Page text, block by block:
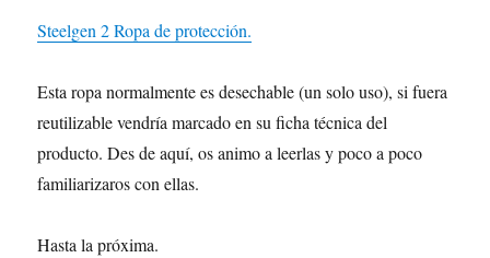
Steelgen 2 Ropa de protección.
Esta ropa normalmente es desechable (un solo uso), si fuera
reutilizable vendría marcado en su ficha técnica del
producto. Des de aquí, os animo a leerlas y poco a poco
familiarizaros con ellas.
Hasta la próxima.